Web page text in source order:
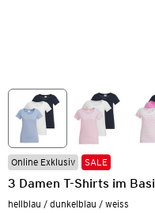
Online Exklusiv SALE
3 Damen T-Shirts im
hellblau / dunkelblau / weiss